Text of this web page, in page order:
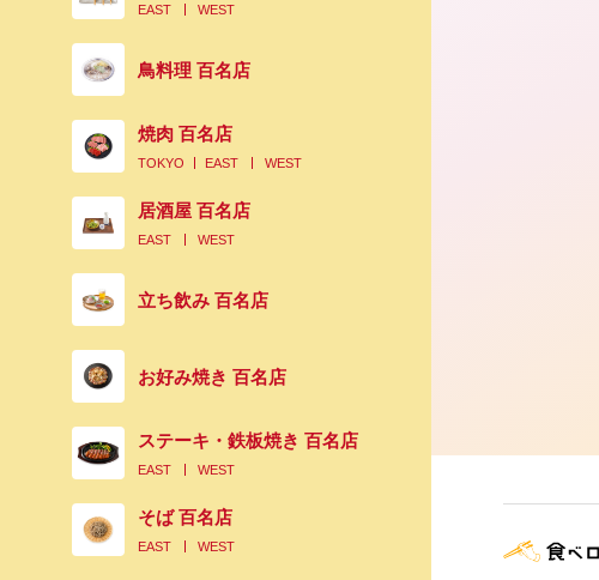
EAST WEST
鳥料理 百名店
焼肉 百名店
TOKYO EAST WEST
居酒屋 百名店
EAST WEST
立ち飲み 百名店
お好み焼き 百名店
ステーキ・鉄板焼き 百名店
EAST WEST
そば 百名店
EAST WEST